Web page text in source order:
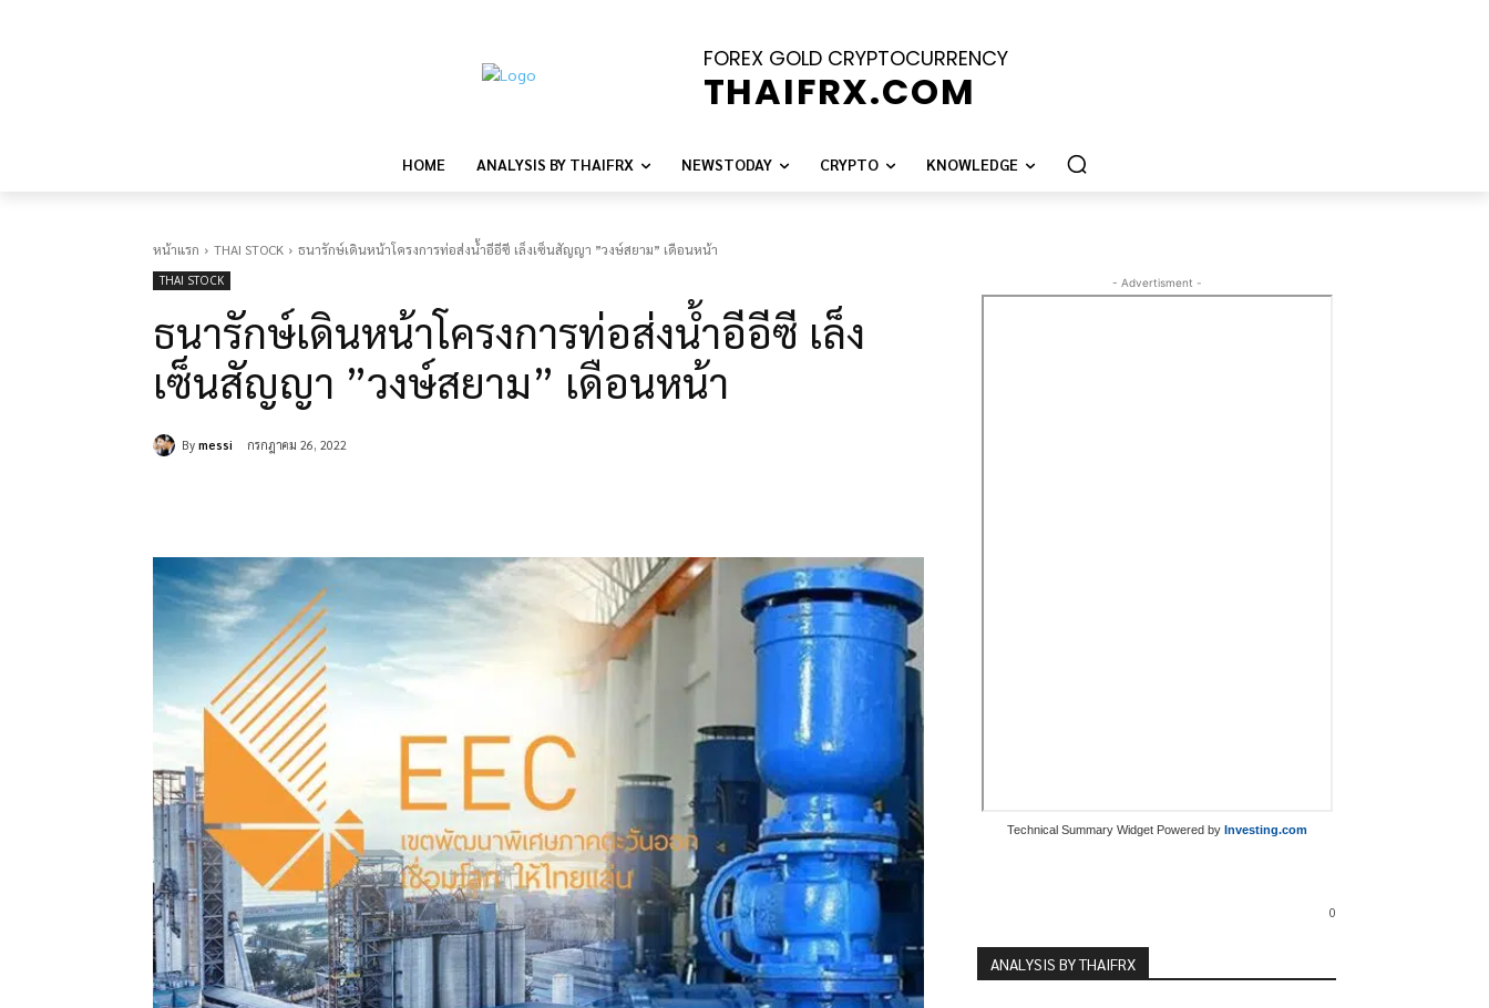
FOREX GOLD CRYPTOCURRENCY
THAIFRX.COM
HOME ANALYSIS BY THAIFRX NEWSTODAY CRYPTO KNOWLEDGE
หน้าแรก THAI STOCK ธนารักษ์เดินหน้าโครงการท่อส่งน้ำอีอีซี เล็งเซ็นสัญญา ”วงษ์สยาม” เดือนหน้า
THAI STOCK
ธนารักษ์เดินหน้าโครงการท่อส่งน้ำอีอีซี เล็ง
เซ็นสัญญา ”วงษ์สยาม” เดือนหน้า
By messi กรกฎาคม 26, 2022
- Advertisment -
Technical Summary Widget Powered by Investing.com
0
ANALYSIS BY THAIFRX